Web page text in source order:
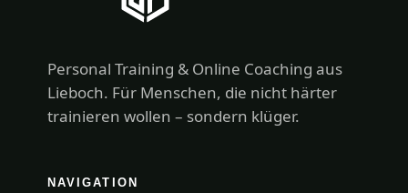
Personal Training & Online Coaching aus
Lieboch. Für Menschen, die nicht härter
trainieren wollen – sondern klüger.
NAVIGATION